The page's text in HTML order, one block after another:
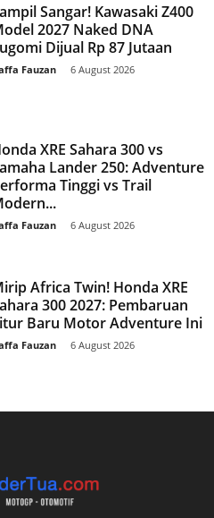
Sangar! Kawasaki Z400
2027 Naked DNA
Dijual Rp 87 Jutaan
Fauzan 6 August 2026
XRE Sahara 300 vs
Lander 250: Adventure
Tinggi vs Trail
Fauzan 6 August 2026
Africa Twin! Honda XRE
300 2027: Pembaruan
Baru Motor Adventure Ini
Fauzan 6 August 2026